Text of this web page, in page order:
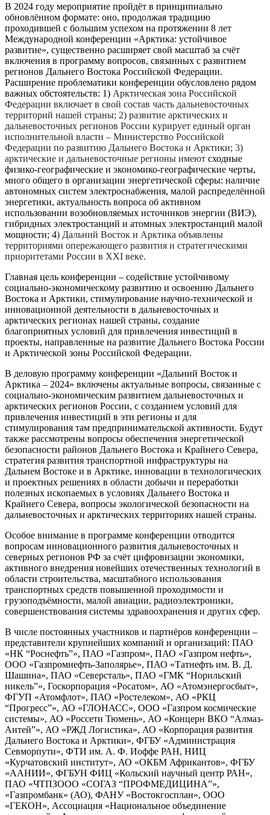
В 2024 году мероприятие пройдёт в принципиально
обновлённом формате: оно, продолжая традицию
проходившей с большим успехом на протяжении 8 лет
Международной конференции «Арктика: устойчивое
развитие», существенно расширяет свой масштаб за счёт
включения в программу вопросов, связанных с развитием
регионов Дальнего Востока Российской Федерации.
Расширение проблематики конференции обусловлено рядом
важных обстоятельств: 1) Арктическая зона Российской
Федерации включает в свой состав часть дальневосточных
территорий нашей страны; 2) развитие арктических и
дальневосточных регионов России курирует единый орган
исполнительной власти – Министерство Российской
Федерации по развитию Дальнего Востока и Арктики; 3)
арктические и дальневосточные регионы имеют сходные
физико-географические и экономико-географические черты,
много общего в организации энергетической сферы: наличие
автономных систем электроснабжения, малой распределённой
энергетики, актуальность вопроса об активном
использовании возобновляемых источников энергии (ВИЭ),
гибридных электростанций и атомных электростанций малой
мощности; 4) Дальний Восток и Арктика объявлены
территориями опережающего развития и стратегическими
приоритетами России в XXI веке.
Главная цель конференции – содействие устойчивому
социально-экономическому развитию и освоению Дальнего
Востока и Арктики, стимулирование научно-технической и
инновационной деятельности в дальневосточных и
арктических регионах нашей страны, создание
благоприятных условий для привлечения инвестиций в
проекты, направленные на развитие Дальнего Востока России
и Арктической зоны Российской Федерации.
В деловую программу конференции «Дальний Восток и
Арктика – 2024» включены актуальные вопросы, связанные с
социально-экономическим развитием дальневосточных и
арктических регионов России, с созданием условий для
привлечения инвестиций в эти регионы и для
стимулирования там предпринимательской активности. Будут
также рассмотрены вопросы обеспечения энергетической
безопасности районов Дальнего Востока и Крайнего Севера,
стратегия развития транспортной инфраструктуры на
Дальнем Востоке и в Арктике, инновации в технологических
и проектных решениях в области добычи и переработки
полезных ископаемых в условиях Дальнего Востока и
Крайнего Севера, вопросы экологической безопасности на
дальневосточных и арктических территориях нашей страны.
Особое внимание в программе конференции отводится
вопросам инновационного развития дальневосточных и
северных регионов РФ за счёт цифровизации экономики,
активного внедрения новейших отечественных технологий в
области строительства, масштабного использования
транспортных средств повышенной проходимости и
грузоподъёмности, малой авиации, радиоэлектроники,
совершенствования системы здравоохранения и других сфер.
В числе постоянных участников и партнёров конференции –
представители крупнейших компаний и организаций: ПАО
«НК “Роснефть”», ПАО «Газпром», ПАО «Газпром нефть»,
ООО «Газпромнефть-Заполярье», ПАО «Татнефть им. В. Д.
Шашина», ПАО «Северсталь», ПАО «ГМК “Норильский
никель”», Госкорпорация «Росатом», АО «Атомэнергосбыт»,
ФГУП «Атомфлот», ПАО «Ростелеком», АО «РКЦ
“Прогресс”», АО «ГЛОНАСС», ООО «Газпром космические
системы», АО «Россети Тюмень», АО «Концерн ВКО “Алмаз-
Антей”», АО «РЖД Логистика», АО «Корпорация развития
Дальнего Востока и Арктики», ФГБУ «Администрация
Севморпути», ФТИ им. А. Ф. Иоффе РАН, НИЦ
«Курчатовский институт», АО «ОКБМ Африкантов», ФГБУ
«ААНИИ», ФГБУН ФИЦ «Кольский научный центр РАН»,
ПАО «ЧТПЗООО «СОГАЗ “ПРОФМЕДИЦИНА”»,
«Газпромбанк» (АО), ФАНУ «Востокгосплан», ООО
«ГЕКОН», Ассоциация «Национальное объединение